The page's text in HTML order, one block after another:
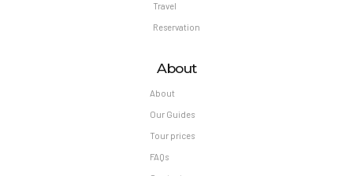
Travel
Reservation
About
About
Our Guides
Tour prices
FAQs